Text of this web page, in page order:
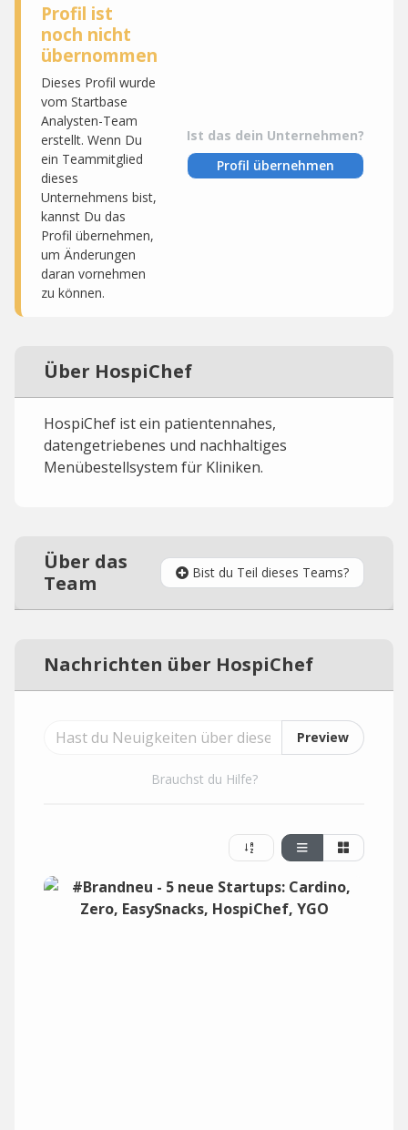
Profil ist
noch nicht
übernommen
Dieses Profil wurde
vom Startbase
Analysten-Team
erstellt. Wenn Du
ein Teammitglied
dieses
Unternehmens bist,
kannst Du das
Profil übernehmen,
um Änderungen
daran vornehmen
zu können.
Ist das dein Unternehmen?
Profil übernehmen
Über HospiChef
HospiChef ist ein patientennahes,
datengetriebenes und nachhaltiges
Menübestellsystem für Kliniken.
Über das
Team
Bist du Teil dieses Teams?
Nachrichten über HospiChef
Preview
Brauchst du Hilfe?